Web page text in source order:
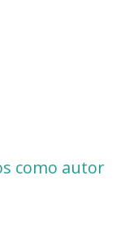
como autor